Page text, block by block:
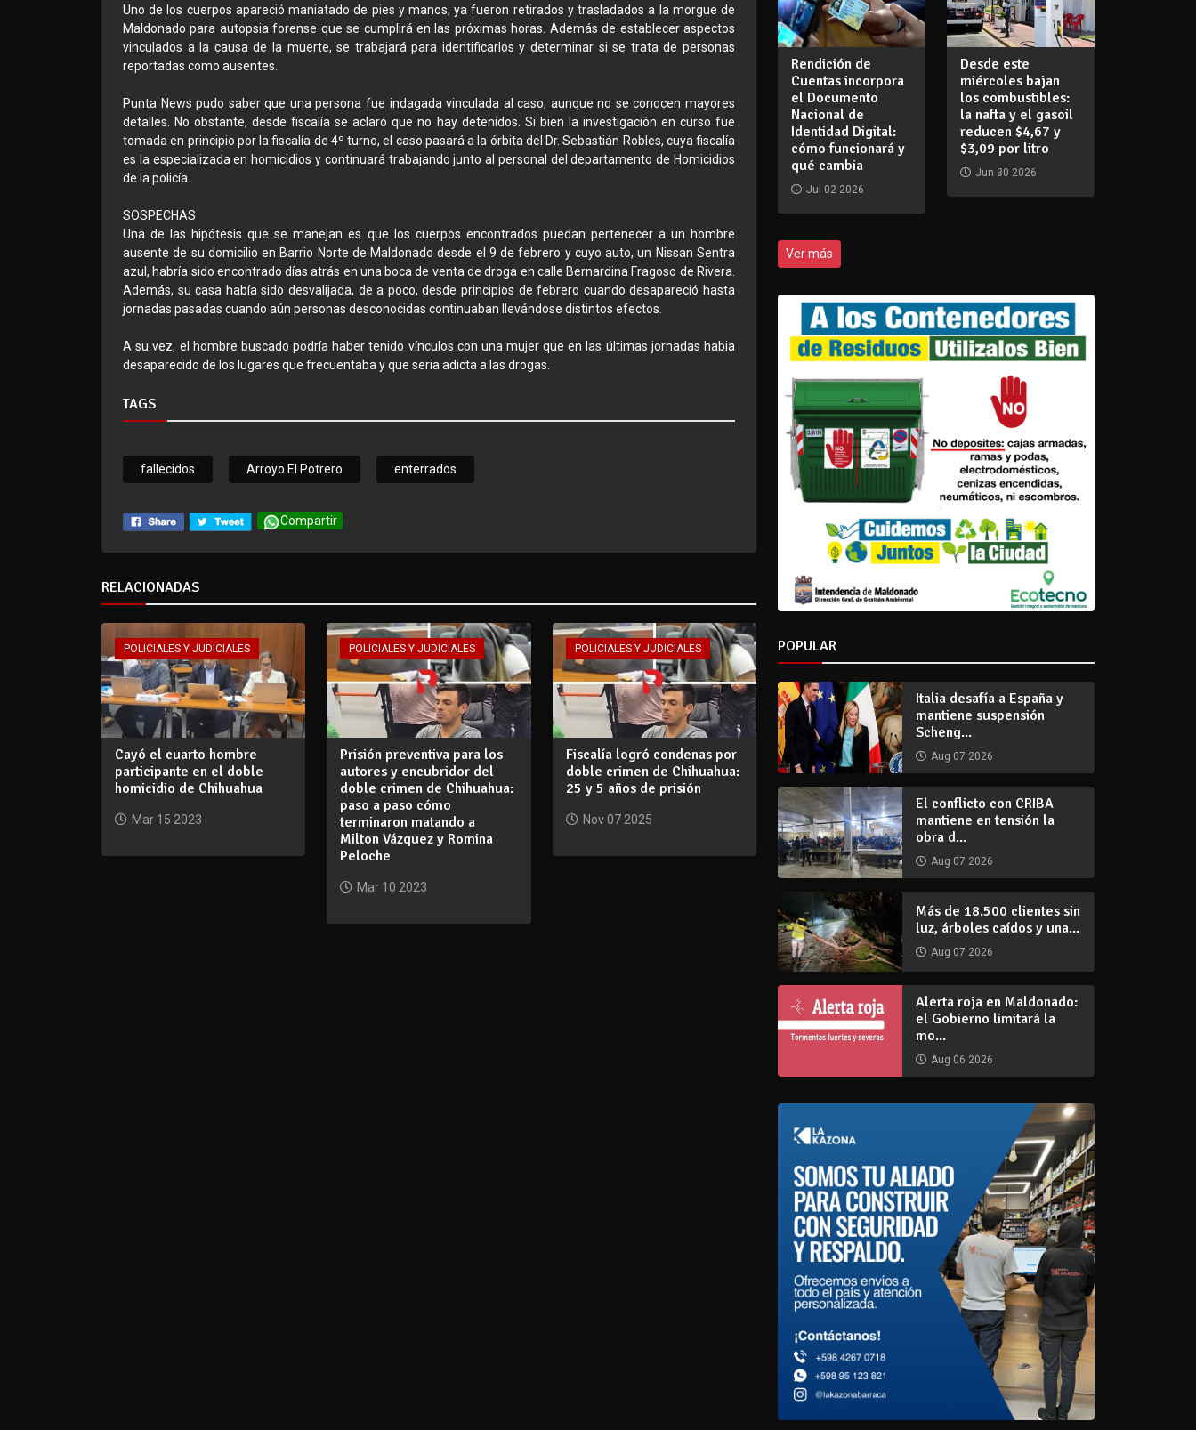
Uno de los cuerpos apareció maniatado de pies y manos; ya fueron retirados y trasladados a la morgue de
Maldonado para autopsia forense que se cumplirá en las próximas horas. Además de establecer aspectos
vinculados a la causa de la muerte, se trabajará para identificarlos y determinar si se trata de personas
reportadas como ausentes.
Punta News pudo saber que una persona fue indagada vinculada al caso, aunque no se conocen mayores
detalles. No obstante, desde fiscalía se aclaró que no hay detenidos. Si bien la investigación en curso fue
tomada en principio por la fiscalía de 4º turno, el caso pasará a la órbita del Dr. Sebastián Robles, cuya fiscalía
es la especializada en homicidios y continuará trabajando junto al personal del departamento de Homicidios
de la policía.
SOSPECHAS
Una de las hipótesis que se manejan es que los cuerpos encontrados puedan pertenecer a un hombre
ausente de su domicilio en Barrio Norte de Maldonado desde el 9 de febrero y cuyo auto, un Nissan Sentra
azul, habría sido encontrado días atrás en una boca de venta de droga en calle Bernardina Fragoso de Rivera.
Además, su casa había sido desvalijada, de a poco, desde principios de febrero cuando desapareció hasta
jornadas pasadas cuando aún personas desconocidas continuaban llevándose distintos efectos.
A su vez, el hombre buscado podría haber tenido vínculos con una mujer que en las últimas jornadas habia
desaparecido de los lugares que frecuentaba y que seria adicta a las drogas.
TAGS
fallecidos Arroyo El Potrero enterrados
Compartir
RELACIONADAS
POLICIALES Y JUDICIALES
Cayó el cuarto hombre
participante en el doble
homicidio de Chihuahua
Mar 15 2023
POLICIALES Y JUDICIALES
Prisión preventiva para los
autores y encubridor del
doble crimen de Chihuahua:
paso a paso cómo
terminaron matando a
Milton Vázquez y Romina
Peloche
Mar 10 2023
POLICIALES Y JUDICIALES
Fiscalía logró condenas por
doble crimen de Chihuahua:
25 y 5 años de prisión
Nov 07 2025
Rendición de
Cuentas incorpora
el Documento
Nacional de
Identidad Digital:
cómo funcionará y
qué cambia
Jul 02 2026
Desde este
miércoles bajan
los combustibles:
la nafta y el gasoil
reducen $4,67 y
$3,09 por litro
Jun 30 2026
Ver más
POPULAR
Italia desafía a España y
mantiene suspensión
Scheng...
Aug 07 2026
El conflicto con CRIBA
mantiene en tensión la
obra d...
Aug 07 2026
Más de 18.500 clientes sin
luz, árboles caídos y una...
Aug 07 2026
Alerta roja en Maldonado:
el Gobierno limitará la
mo...
Aug 06 2026